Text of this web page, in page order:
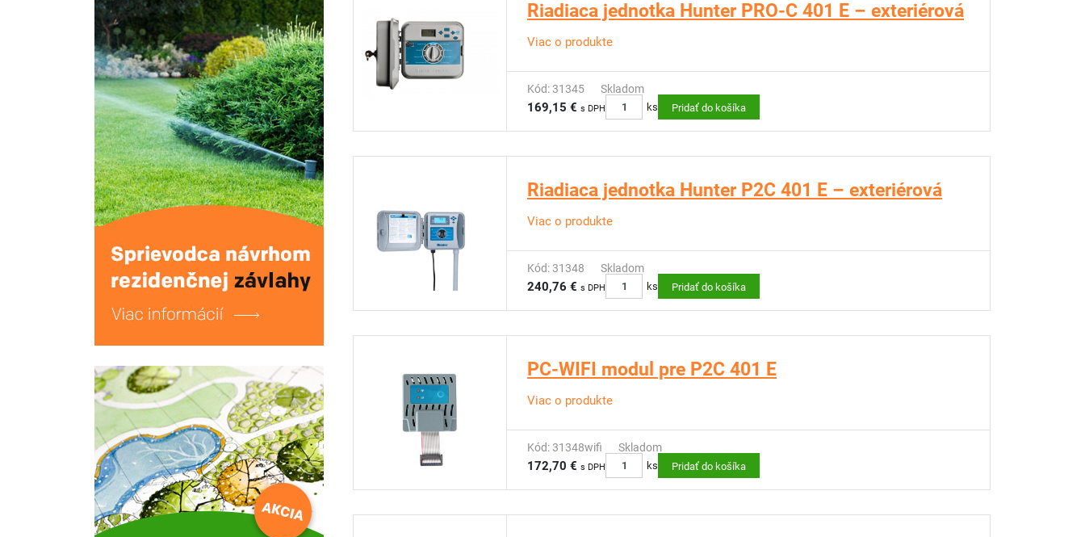
Riadiaca jednotka Hunter PRO-C 401 E – exteriérová
Viac o produkte
Kód: 31345 Skladom
169,15 € s DPH ks Pridať do košíka
Riadiaca jednotka Hunter P2C 401 E – exteriérová
Viac o produkte
Kód: 31348 Skladom
240,76 € s DPH ks Pridať do košíka
PC-WIFI modul pre P2C 401 E
Viac o produkte
Kód: 31348wifi Skladom
172,70 € s DPH ks Pridať do košíka